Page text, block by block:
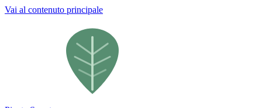
Vai al contenuto principale